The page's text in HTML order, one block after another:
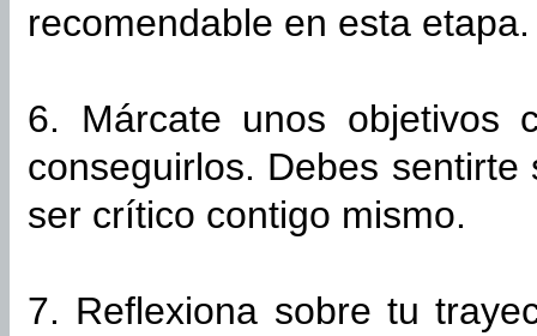
recomendable en esta etapa.
6. Márcate unos objetivos
conseguirlos. Debes
ser crítico contigo mismo.
7. Reflexiona sobre tu